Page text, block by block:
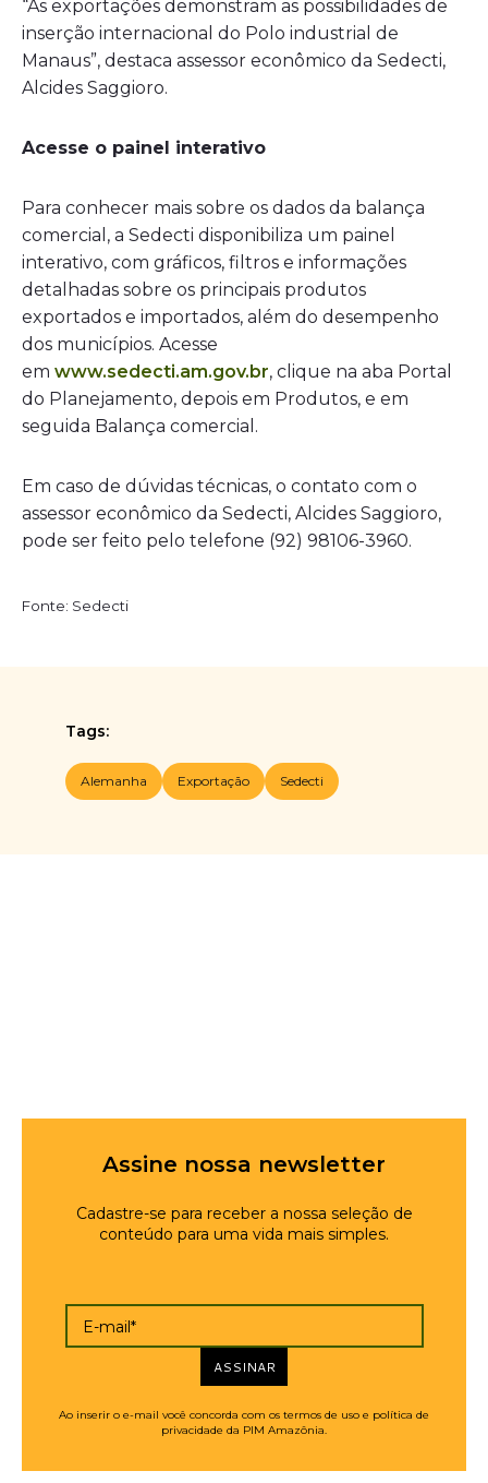
“As exportações demonstram as possibilidades de
inserção internacional do Polo industrial de
Manaus”, destaca assessor econômico da Sedecti,
Alcides Saggioro.
Acesse o painel interativo
Para conhecer mais sobre os dados da balança
comercial, a Sedecti disponibiliza um painel
interativo, com gráficos, filtros e informações
detalhadas sobre os principais produtos
exportados e importados, além do desempenho
dos municípios. Acesse
em www.sedecti.am.gov.br, clique na aba Portal
do Planejamento, depois em Produtos, e em
seguida Balança comercial.
Em caso de dúvidas técnicas, o contato com o
assessor econômico da Sedecti, Alcides Saggioro,
pode ser feito pelo telefone (92) 98106-3960.
Fonte: Sedecti
Tags:
Alemanha Exportação Sedecti
Assine nossa newsletter
Cadastre-se para receber a nossa seleção de
conteúdo para uma vida mais simples.
E-mail*
ASSINAR
Ao inserir o e-mail você concorda com os termos de uso e política de
privacidade da PIM Amazônia.